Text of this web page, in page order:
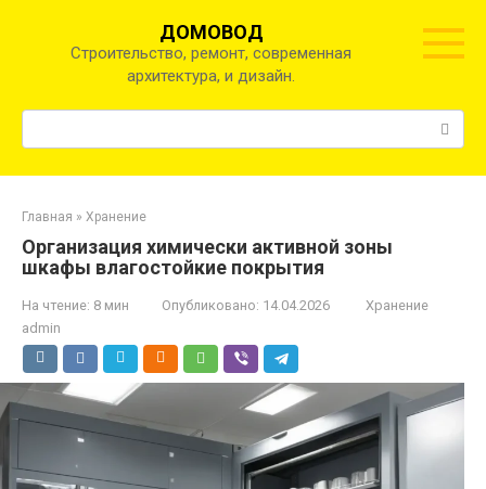
ДОМОВОД
Строительство, ремонт, современная
архитектура, и дизайн.
Главная » Хранение
Организация химически активной зоны
шкафы влагостойкие покрытия
На чтение: 8 мин Опубликовано: 14.04.2026
Хранение
admin